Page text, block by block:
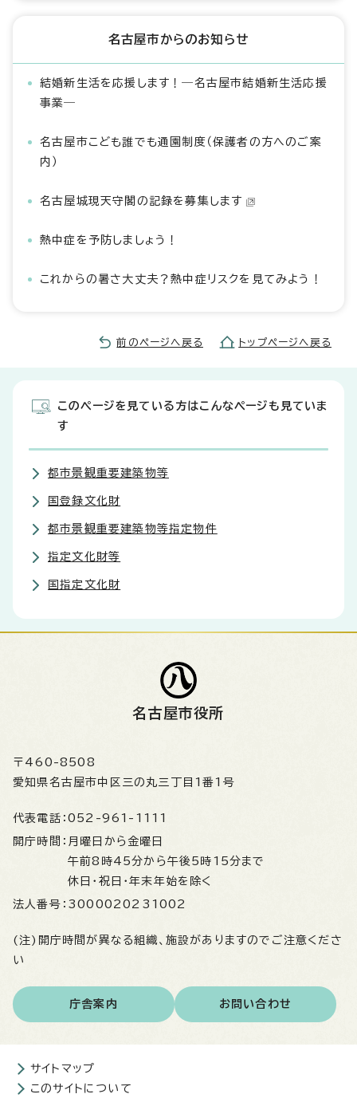
名古屋市からのお知らせ
結婚新生活を応援します！―名古屋市結婚新生活応援
事業―
名古屋市こども誰でも通園制度（保護者の方へのご案
内）
名古屋城現天守閣の記録を募集します
熱中症を予防しましょう！
これからの暑さ大丈夫？熱中症リスクを見てみよう！
前のページへ戻る トップページへ戻る
このページを見ている方はこんなページも見ていま
す
都市景観重要建築物等
国登録文化財
都市景観重要建築物等指定物件
指定文化財等
国指定文化財
名古屋市役所
〒460-8508
愛知県名古屋市中区三の丸三丁目1番1号
代表電話： 052-961-1111
開庁時間： 月曜日から金曜日
午前8時45分から午後5時15分まで
休日・祝日・年末年始を除く
法人番号： 3000020231002
(注)開庁時間が異なる組織、施設がありますのでご注意くださ
い
庁舎案内 お問い合わせ
サイトマップ
このサイトについて